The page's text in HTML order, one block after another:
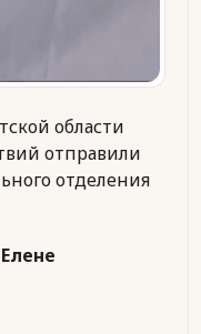
области
отправили
отделения
Елене